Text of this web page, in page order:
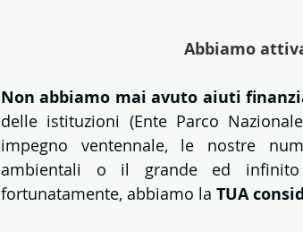
Abbiamo
Non abbiamo mai avuto aiuti
delle istituzioni (Ente Parco
impegno ventennale, le nostre
ambientali o il grande ed
fortunatamente, abbiamo la TUA